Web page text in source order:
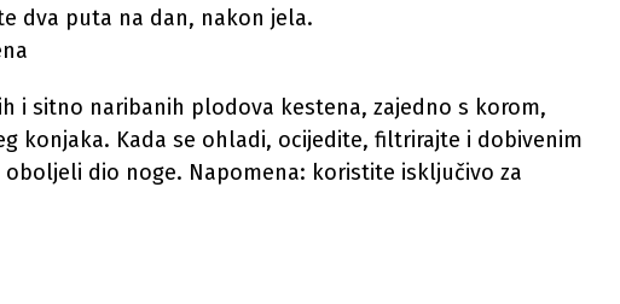
dva puta na dan, nakon jela.
i sitno naribanih plodova kestena, zajedno s korom,
konjaka. Kada se ohladi, ocijedite, filtrirajte i dobivenim
dio noge. Napomena: koristite isključivo za